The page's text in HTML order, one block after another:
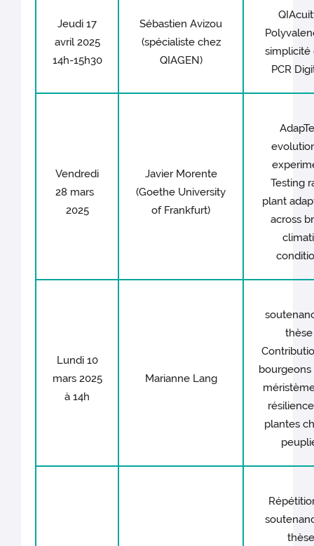
Jeudi 17
avril 2025
14h-15h30
Sébastien Avizou
(spécialiste chez
QIAGEN)
simplicité
PCR
Vendredi
28 mars
2025
Javier Morente
(Goethe University
of Frankfurt)
Testing
plant
across
Lundi 10
mars 2025
à 14h
Marianne Lang
thèse
bourgeons
plantes